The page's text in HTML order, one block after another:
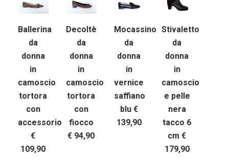
Ballerina
da
donna
in
camoscio
tortora
con
accessorio
€
109,90
Decoltè
da
donna
in
camoscio
tortora
con
fiocco
€ 94,90
Mocassino
da
donna
in
vernice
saffiano
blu €
139,90
Stivaletto
da
donna
in
camoscio
e pelle
nera
tacco 6
cm €
179,90